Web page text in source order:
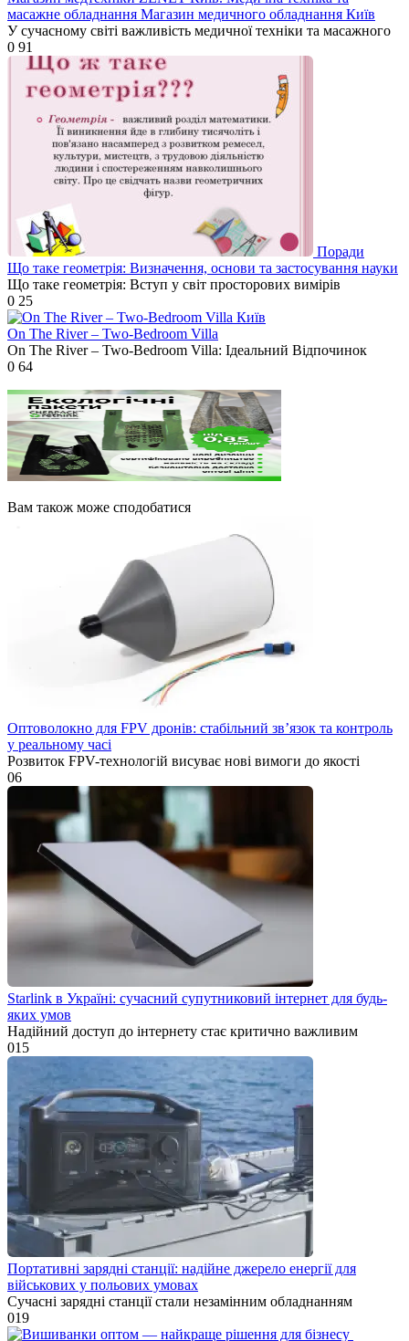
масажне обладнання Магазин медичного обладнання Київ
У сучасному світі важливість медичної техніки та масажного
0 91
Поради
Що таке геометрія: Визначення, основи та застосування науки
Що таке геометрія: Вступ у світ просторових вимірів
0 25
Київ
On The River – Two-Bedroom Villa
On The River – Two-Bedroom Villa: Ідеальний Відпочинок
0 64
Вам також може сподобатися
Оптоволокно для FPV дронів: стабільний зв’язок та контроль
у реальному часі
Розвиток FPV-технологій висуває нові вимоги до якості
06
Starlink в Україні: сучасний супутниковий інтернет для будь-
яких умов
Надійний доступ до інтернету стає критично важливим
015
Портативні зарядні станції: надійне джерело енергії для
військових у польових умовах
Сучасні зарядні станції стали незамінним обладнанням
019